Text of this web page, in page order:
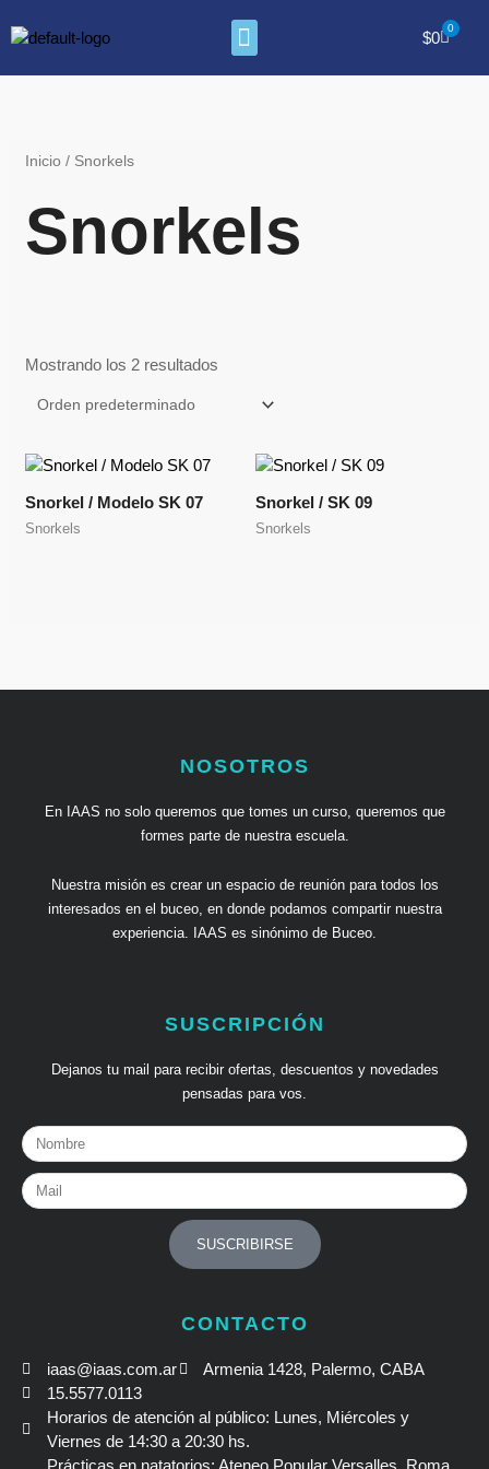
Menu $0Cart
Inicio / Snorkels
Snorkels
Mostrando los 2 resultados
Snorkel / Modelo SK 07
Snorkels
Snorkel / SK 09
Snorkels
NOSOTROS
En IAAS no solo queremos que tomes un curso, queremos que
formes parte de nuestra escuela.
Nuestra misión es crear un espacio de reunión para todos los
interesados en el buceo, en donde podamos compartir nuestra
experiencia. IAAS es sinónimo de Buceo.
SUSCRIPCIÓN
Dejanos tu mail para recibir ofertas, descuentos y novedades
pensadas para vos.
Nombre
Mail
SUSCRIBIRSE
CONTACTO
iaas@iaas.com.ar
Armenia 1428, Palermo, CABA
15.5577.0113
Horarios de atención al público: Lunes, Miércoles y
Viernes de 14:30 a 20:30 hs.